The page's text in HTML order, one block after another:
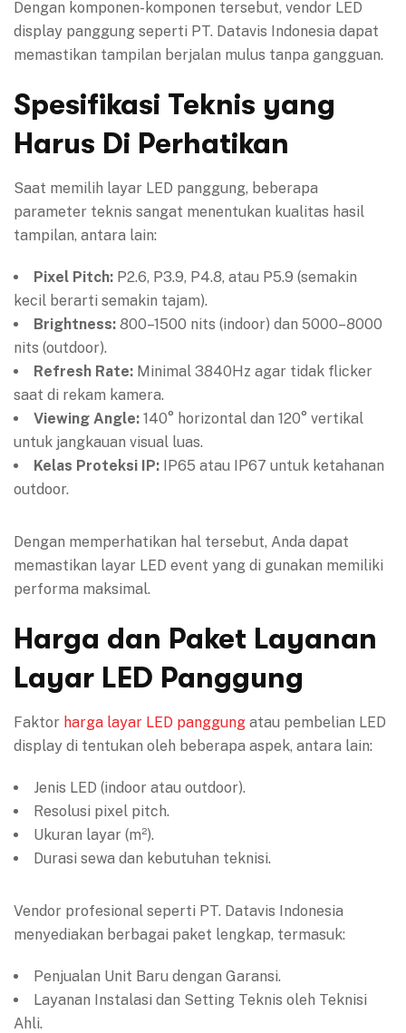
Dengan komponen-komponen tersebut, vendor LED
display panggung seperti PT. Datavis Indonesia dapat
memastikan tampilan berjalan mulus tanpa gangguan.
Spesifikasi Teknis yang
Harus Di Perhatikan
Saat memilih layar LED panggung, beberapa
parameter teknis sangat menentukan kualitas hasil
tampilan, antara lain:
Pixel Pitch: P2.6, P3.9, P4.8, atau P5.9 (semakin
kecil berarti semakin tajam).
Brightness: 800–1500 nits (indoor) dan 5000–8000
nits (outdoor).
Refresh Rate: Minimal 3840Hz agar tidak flicker
saat di rekam kamera.
Viewing Angle: 140° horizontal dan 120° vertikal
untuk jangkauan visual luas.
Kelas Proteksi IP: IP65 atau IP67 untuk ketahanan
outdoor.
Dengan memperhatikan hal tersebut, Anda dapat
memastikan layar LED event yang di gunakan memiliki
performa maksimal.
Harga dan Paket Layanan
Layar LED Panggung
Faktor harga layar LED panggung atau pembelian LED
display di tentukan oleh beberapa aspek, antara lain:
Jenis LED (indoor atau outdoor).
Resolusi pixel pitch.
Ukuran layar (m²).
Durasi sewa dan kebutuhan teknisi.
Vendor profesional seperti PT. Datavis Indonesia
menyediakan berbagai paket lengkap, termasuk:
Penjualan Unit Baru dengan Garansi.
Layanan Instalasi dan Setting Teknis oleh Teknisi
Ahli.